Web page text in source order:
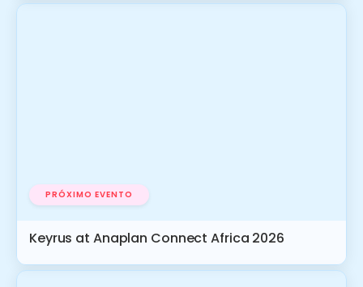
PRÓXIMO EVENTO
Keyrus at Anaplan Connect Africa 2026